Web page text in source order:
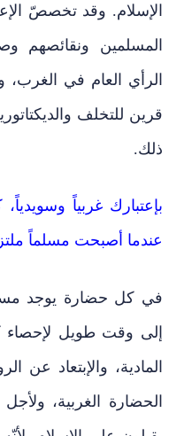
الإسلام. وقد تخصصّ
المسلمين ونقائصهم
الرأي العام في
قرين للتخلف
ذلك.
بإعتبارك غربياً
عندما أصبحت مسلماً
في كل حضارة يوجد
إلى وقت طويل لإحصاء
المادية، والإبتعاد عن
الحضارة الغربية،